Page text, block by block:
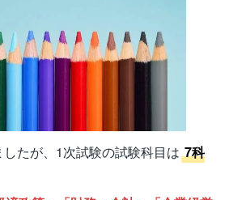
たが、1次試験の試験科目は 7科